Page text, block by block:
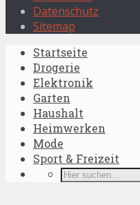
Datenschutz
Sitemap
Startseite
Drogerie
Elektronik
Garten
Haushalt
Heimwerken
Mode
Sport & Freizeit